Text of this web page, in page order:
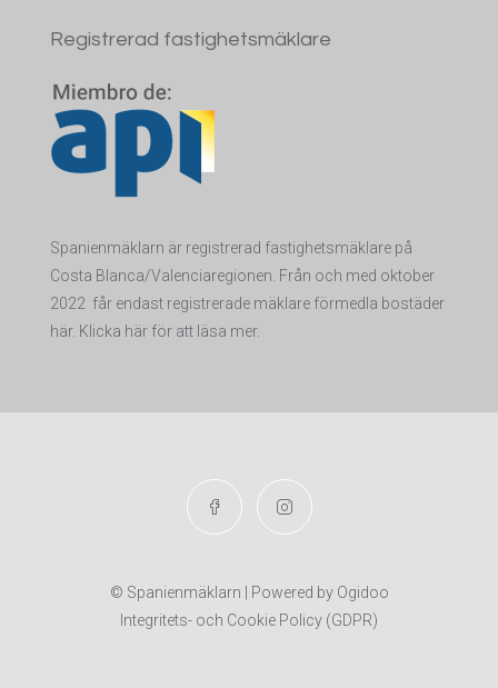
Registrerad fastighetsmäklare
Spanienmäklarn är registrerad fastighetsmäklare på
Costa Blanca/Valenciaregionen. Från och med oktober
2022 får endast registrerade mäklare förmedla bostäder
här. Klicka här för att läsa mer.
© Spanienmäklarn | Powered by Ogidoo
Integritets- och Cookie Policy (GDPR)